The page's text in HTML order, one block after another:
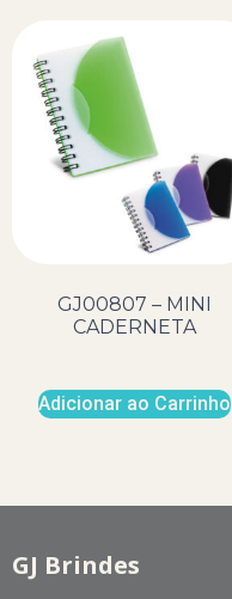
GJ00807 – MINI
CADERNETA
Adicionar ao Carrinho
GJ Brindes